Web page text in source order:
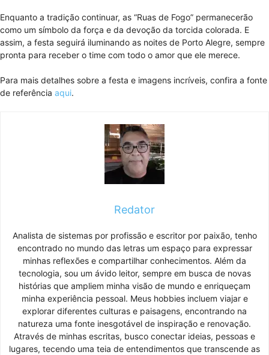
Enquanto a tradição continuar, as “Ruas de Fogo” permanecerão
como um símbolo da força e da devoção da torcida colorada. E
assim, a festa seguirá iluminando as noites de Porto Alegre, sempre
pronta para receber o time com todo o amor que ele merece.
Para mais detalhes sobre a festa e imagens incríveis, confira a fonte
de referência aqui.
Redator
Analista de sistemas por profissão e escritor por paixão, tenho
encontrado no mundo das letras um espaço para expressar
minhas reflexões e compartilhar conhecimentos. Além da
tecnologia, sou um ávido leitor, sempre em busca de novas
histórias que ampliem minha visão de mundo e enriqueçam
minha experiência pessoal. Meus hobbies incluem viajar e
explorar diferentes culturas e paisagens, encontrando na
natureza uma fonte inesgotável de inspiração e renovação.
Através de minhas escritas, busco conectar ideias, pessoas e
lugares, tecendo uma teia de entendimentos que transcende as